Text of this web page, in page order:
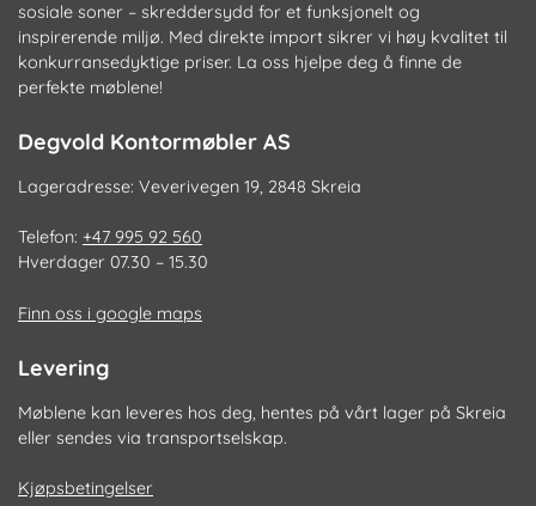
sosiale soner – skreddersydd for et funksjonelt og
inspirerende miljø. Med direkte import sikrer vi høy kvalitet til
konkurransedyktige priser. La oss hjelpe deg å finne de
perfekte møblene!
Degvold Kontormøbler AS
Lageradresse: Veverivegen 19, 2848 Skreia
Telefon: +47 995 92 560
Hverdager 07.30 – 15.30
Finn oss i google maps
Levering
Møblene kan leveres hos deg, hentes på vårt lager på Skreia
eller sendes via transportselskap.
Kjøpsbetingelser